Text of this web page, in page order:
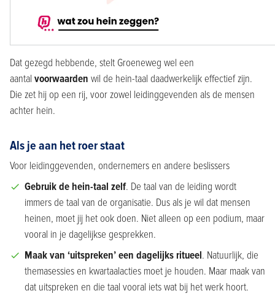
Dat gezegd hebbende, stelt Groeneweg wel een
aantal voorwaarden wil de hein-taal daadwerkelijk effectief zijn.
Die zet hij op een rij, voor zowel leidinggevenden als de mensen
achter hein.
Als je aan het roer staat
Voor leidinggevenden, ondernemers en andere beslissers
Gebruik de hein-taal zelf. De taal van de leiding wordt
immers de taal van de organisatie. Dus als je wil dat mensen
heinen, moet jij het ook doen. Niet alleen op een podium, maar
vooral in je dagelijkse gesprekken.
Maak van ‘uitspreken’ een dagelijks ritueel. Natuurlijk, die
themasessies en kwartaalacties moet je houden. Maar maak van
dat uitspreken en die taal vooral iets wat bij het werk hoort.